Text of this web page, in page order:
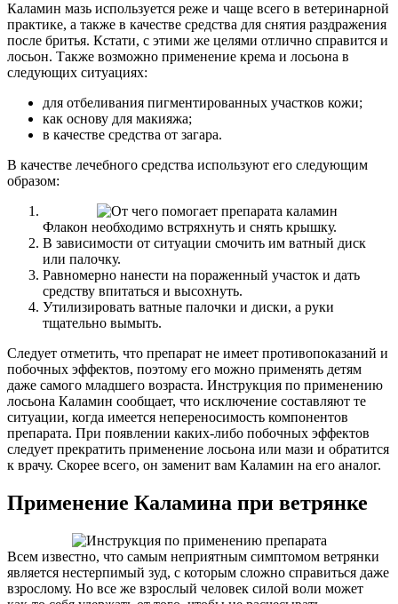
Каламин мазь используется реже и чаще всего в ветеринарной
практике, а также в качестве средства для снятия раздражения
после бритья. Кстати, с этими же целями отлично справится и
лосьон. Также возможно применение крема и лосьона в
следующих ситуациях:
для отбеливания пигментированных участков кожи;
как основу для макияжа;
в качестве средства от загара.
В качестве лечебного средства используют его следующим
образом:
Флакон необходимо встряхнуть и снять крышку.
В зависимости от ситуации смочить им ватный диск
или палочку.
Равномерно нанести на пораженный участок и дать
средству впитаться и высохнуть.
Утилизировать ватные палочки и диски, а руки
тщательно вымыть.
Следует отметить, что препарат не имеет противопоказаний и
побочных эффектов, поэтому его можно применять детям
даже самого младшего возраста. Инструкция по применению
лосьона Каламин сообщает, что исключение составляют те
ситуации, когда имеется непереносимость компонентов
препарата. При появлении каких-либо побочных эффектов
следует прекратить применение лосьона или мази и обратится
к врачу. Скорее всего, он заменит вам Каламин на его аналог.
Применение Каламина при ветрянке
Всем известно, что самым неприятным симптомом ветрянки
является нестерпимый зуд, с которым сложно справиться даже
взрослому. Но все же взрослый человек силой воли может